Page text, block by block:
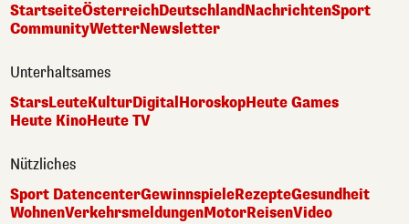
StartseiteÖsterreichDeutschlandNachrichtenSport
CommunityWetterNewsletter
Unterhaltsames
StarsLeuteKulturDigital HoroskopHeute Games
Heute KinoHeute TV
Nützliches
Sport DatencenterGewinnspieleRezepteGesundheit
WohnenVerkehrsmeldungenMotorReisenVideo